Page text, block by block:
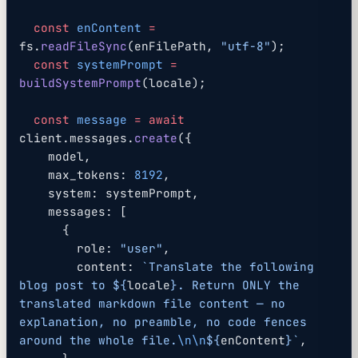
  const
enContent =
fs. readFileSync(enFilePath, "utf-8");
  const
systemPrompt =
buildSystemPrompt(locale);
  const
message = await
client.messages. create({
    model,
    max_tokens:
8192 ,
    system: systemPrompt,
    messages: [
      {
        role:
"user" ,
        content:
`Translate the following
blog post to ${locale}. Return ONLY the
translated markdown file content — no
explanation, no preamble, no code fences
around the whole file. \n\n${enContent}` ,